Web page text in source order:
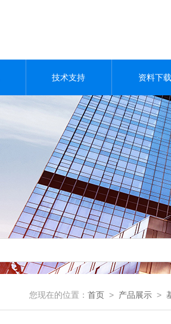
技术支持 资料下
您现在的位置： 首页 > 产品展示 >